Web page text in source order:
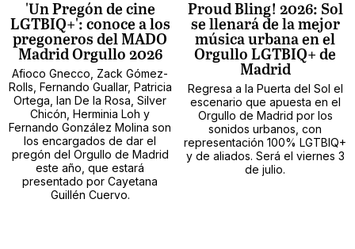
'Un Pregón de cine
LGTBIQ+': conoce a los
pregoneros del MADO
Madrid Orgullo 2026
Afioco Gnecco, Zack Gómez-
Rolls, Fernando Guallar, Patricia
Ortega, Ian De la Rosa, Silver
Chicón, Herminia Loh y
Fernando González Molina son
los encargados de dar el
pregón del Orgullo de Madrid
este año, que estará
presentado por Cayetana
Guillén Cuervo.
Proud Bling! 2026: Sol
se llenará de la mejor
música urbana en el
Orgullo LGTBIQ+ de
Madrid
Regresa a la Puerta del Sol el
escenario que apuesta en el
Orgullo de Madrid por los
sonidos urbanos, con
representación 100% LGTBIQ+
y de aliados. Será el viernes 3
de julio.